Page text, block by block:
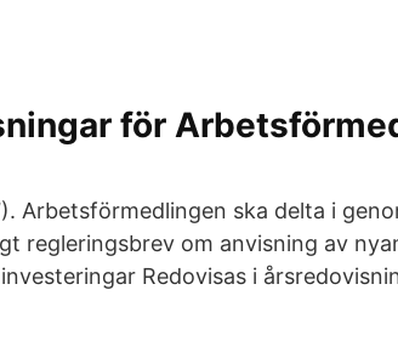
för
Arbetsförmedlingen ska delta i
regleringsbrev om anvisning av
Redovisas i